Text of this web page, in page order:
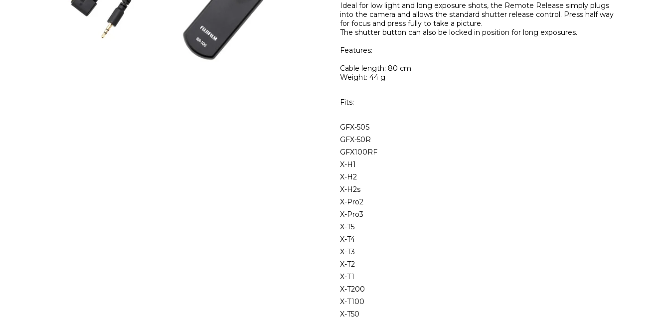
Ideal for low light and long exposure shots, the Remote Release simply plugs
into the camera and allows the standard shutter release control. Press half way
for focus and press fully to take a picture.
The shutter button can also be locked in position for long exposures.
Features:
Cable length: 80 cm
Weight: 44 g
Fits:
GFX-50S
GFX-50R
GFX100RF
X-H1
X-H2
X-H2s
X-Pro2
X-Pro3
X-T5
X-T4
X-T3
X-T2
X-T1
X-T200
X-T100
X-T50